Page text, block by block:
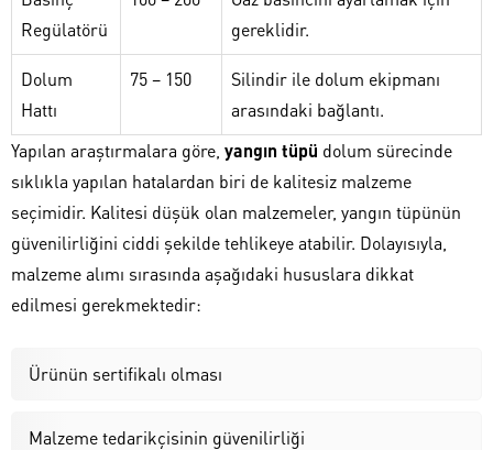
Regülatörü
gereklidir.
Dolum
Hattı
75 – 150
Silindir ile dolum ekipmanı
arasındaki bağlantı.
Yapılan araştırmalara göre, yangın tüpü dolum sürecinde
sıklıkla yapılan hatalardan biri de kalitesiz malzeme
seçimidir. Kalitesi düşük olan malzemeler, yangın tüpünün
güvenilirliğini ciddi şekilde tehlikeye atabilir. Dolayısıyla,
malzeme alımı sırasında aşağıdaki hususlara dikkat
edilmesi gerekmektedir:
Ürünün sertifikalı olması
Malzeme tedarikçisinin güvenilirliği